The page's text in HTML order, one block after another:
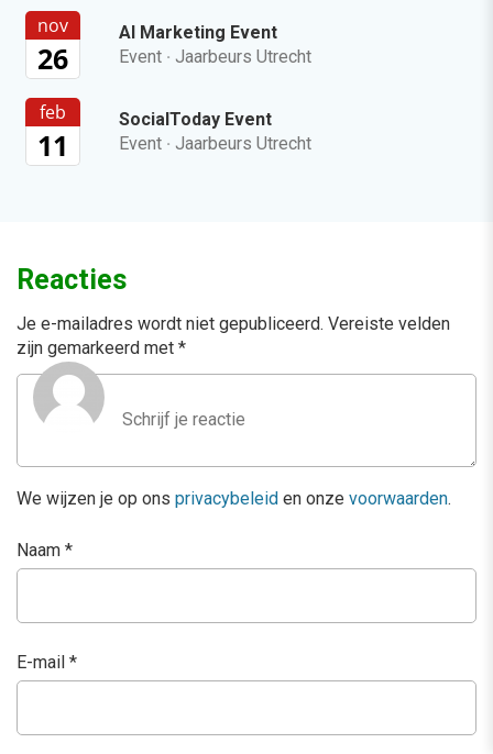
nov
26
AI Marketing Event
Event · Jaarbeurs Utrecht
feb
11
SocialToday Event
Event · Jaarbeurs Utrecht
Reacties
Je e-mailadres wordt niet gepubliceerd. Vereiste velden
zijn gemarkeerd met *
We wijzen je op ons privacybeleid en onze voorwaarden.
Naam *
E-mail *